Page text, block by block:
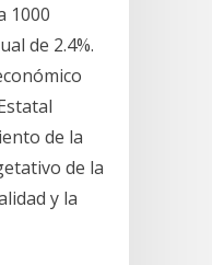
1000
de 2.4%.
de la
de la
y la